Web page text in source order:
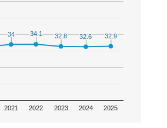
2021 2022 2023 2024 2025
34
34 34.1
34.1 32.8
32.8 32.6
32.6 32.9
32.9